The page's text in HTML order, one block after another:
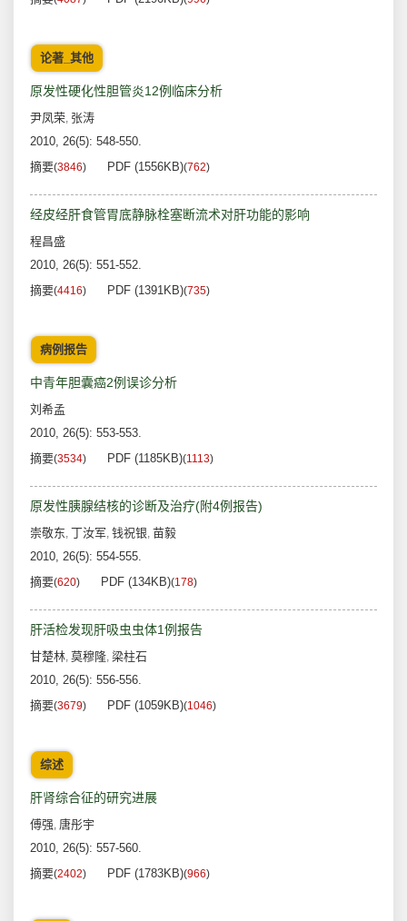
论著_其他
原发性硬化性胆管炎12例临床分析
尹凤荣, 张涛
2010, 26(5): 548-550.
摘要(3846) PDF (1556KB)(762)
经皮经肝食管胃底静脉栓塞断流术对肝功能的影响
程昌盛
2010, 26(5): 551-552.
摘要(4416) PDF (1391KB)(735)
病例报告
中青年胆囊癌2例误诊分析
刘希孟
2010, 26(5): 553-553.
摘要(3534) PDF (1185KB)(1113)
原发性胰腺结核的诊断及治疗(附4例报告)
崇敬东, 丁汝军, 钱祝银, 苗毅
2010, 26(5): 554-555.
摘要(620) PDF (134KB)(178)
肝活检发现肝吸虫虫体1例报告
甘楚林, 莫穆隆, 梁柱石
2010, 26(5): 556-556.
摘要(3679) PDF (1059KB)(1046)
综述
肝肾综合征的研究进展
傅强, 唐彤宇
2010, 26(5): 557-560.
摘要(2402) PDF (1783KB)(966)